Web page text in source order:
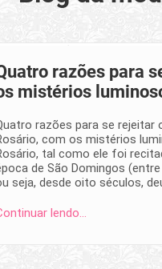
razões para
mistérios
razões para se rejeitar
com os mistérios
tal como ele foi
de São Domingos (entre
seja, desde oito séculos,
lendo…